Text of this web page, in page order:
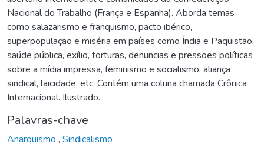
Nacional do Trabalho (França e Espanha). Aborda temas
como salazarismo e franquismo, pacto ibérico,
superpopulação e miséria em países como Índia e Paquistão,
saúde pública, exílio, torturas, denuncias e pressões políticas
sobre a mídia impressa, feminismo e socialismo, aliança
sindical, laicidade, etc. Contém uma coluna chamada Crônica
Internacional. Ilustrado.
Palavras-chave
Anarquismo , Sindicalismo